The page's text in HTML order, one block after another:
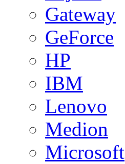
Gateway
GeForce
HP
IBM
Lenovo
Medion
Microsoft